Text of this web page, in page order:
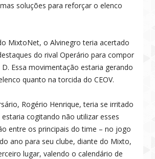
soluções para reforçar o elenco
MixtoNet, o Alvinegro teria acertado
do rival Operário para compor
Essa movimentação estaria gerando
quanto na torcida do CEOV.
Rogério Henrique, teria se irritado
cogitando não utilizar esses
entre os principais do time – no jogo
ano para seu clube, diante do Mixto,
lugar, valendo o calendário de